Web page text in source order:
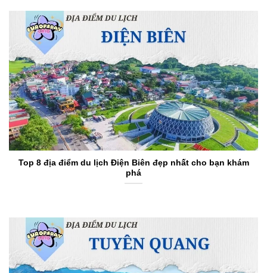
Top 8 địa điểm du lịch Điện Biên đẹp nhất cho bạn khám
phá